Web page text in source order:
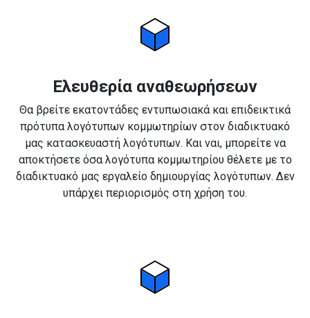
Ελευθερία αναθεωρήσεων
Θα βρείτε εκατοντάδες εντυπωσιακά και επιδεικτικά
πρότυπα λογότυπων κομμωτηρίων στον διαδικτυακό
μας κατασκευαστή λογότυπων. Και ναι, μπορείτε να
αποκτήσετε όσα λογότυπα κομμωτηρίου θέλετε με το
διαδικτυακό μας εργαλείο δημιουργίας λογότυπων. Δεν
υπάρχει περιορισμός στη χρήση του.